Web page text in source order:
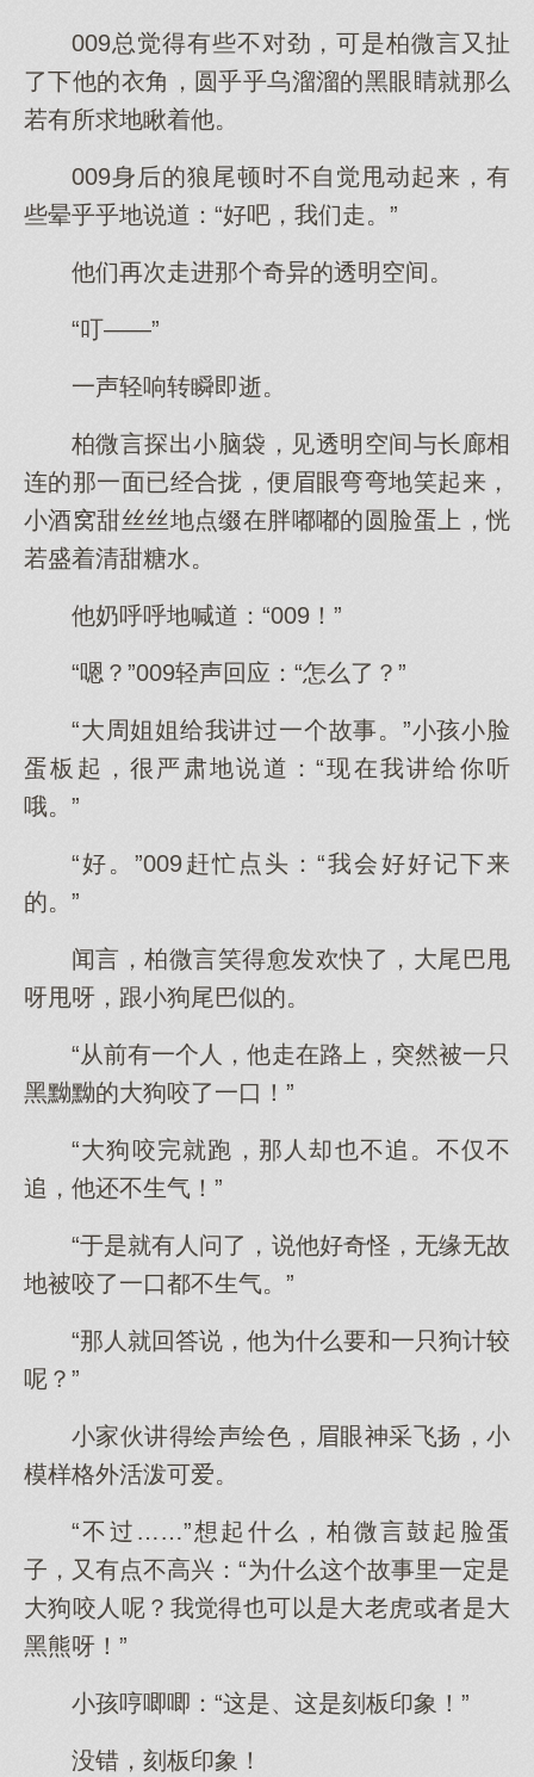
009总觉得有些不对劲，可是柏微言又扯
了下他的衣角，圆乎乎乌溜溜的黑眼睛就那么
若有所求地瞅着他。
009身后的狼尾顿时不自觉甩动起来，有
些晕乎乎地说道：“好吧，我们走。”
他们再次走进那个奇异的透明空间。
“叮——”
一声轻响转瞬即逝。
柏微言探出小脑袋，见透明空间与长廊相
连的那一面已经合拢，便眉眼弯弯地笑起来，
小酒窝甜丝丝地点缀在胖嘟嘟的圆脸蛋上，恍
若盛着清甜糖水。
他奶呼呼地喊道：“009！”
“嗯？”009轻声回应：“怎么了？”
“大周姐姐给我讲过一个故事。”小孩小脸
蛋板起，很严肃地说道：“现在我讲给你听
哦。”
“好。”009赶忙点头：“我会好好记下来
的。”
闻言，柏微言笑得愈发欢快了，大尾巴甩
呀甩呀，跟小狗尾巴似的。
“从前有一个人，他走在路上，突然被一只
黑黝黝的大狗咬了一口！”
“大狗咬完就跑，那人却也不追。不仅不
追，他还不生气！”
“于是就有人问了，说他好奇怪，无缘无故
地被咬了一口都不生气。”
“那人就回答说，他为什么要和一只狗计较
呢？”
小家伙讲得绘声绘色，眉眼神采飞扬，小
模样格外活泼可爱。
“不过……”想起什么，柏微言鼓起脸蛋
子，又有点不高兴：“为什么这个故事里一定是
大狗咬人呢？我觉得也可以是大老虎或者是大
黑熊呀！”
小孩哼唧唧：“这是、这是刻板印象！”
没错，刻板印象！